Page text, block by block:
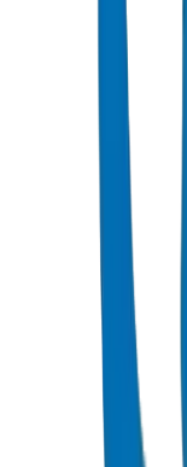
Norme BS EN
Norme européenne
25 MPa, classes PN,
Guide des
ISO 9001:2015, ISO
fabrication de tuyaux.
Lire le Guide